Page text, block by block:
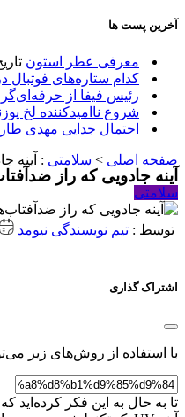
آخرین پست ها
معرفی عطر استون تاریخ
کدام ستاره‌های فوتبال
رئیس فیفا از
شروع ناامیدکننده لخ
احتمال جدایی مهدی
صفحه اصلی > سلامتی : آینه
آینه جادویی که راز
سلامتی
توسط : تیم نویسندگی نیومد
اشتراک گذاری
با استفاده از روش‌های زیر
تا به حال به این فکر کرده‌اید